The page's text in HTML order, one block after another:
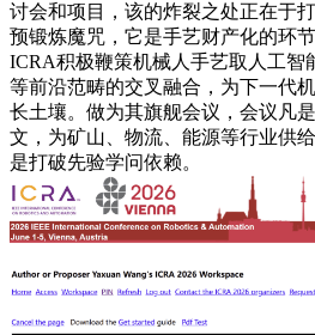
讨会和项目，该的炸裂之处正在于
预锻炼魔咒，它是手艺财产化的环
ICRA积极鞭策机械人手艺取人工智
等前沿范畴的交叉融合，为下一代
长土壤。做为其旗舰会议，会议凡
文，为矿山、物流、能源等行业供
是打破先验学问依赖。